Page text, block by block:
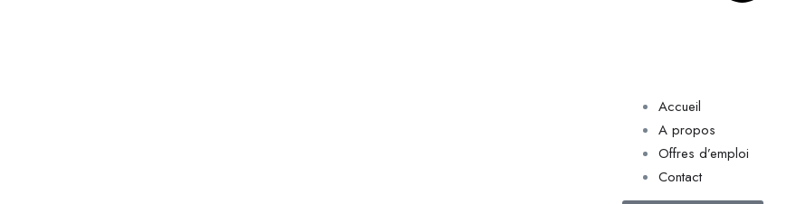
Accueil
A propos
Offres d’emploi
Contact